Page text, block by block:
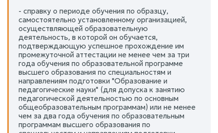
- справку о периоде обучения по образцу,
самостоятельно установленному организацией,
осуществляющей образовательную
деятельность, в которой он обучается,
подтверждающую успешное прохождение им
промежуточной аттестации не менее чем за три
года обучения по образовательной программе
высшего образования по специальностям и
направлениям подготовки "Образование и
педагогические науки" (для допуска к занятию
педагогической деятельностью по основным
общеобразовательным программам) или не менее
чем за два года обучения по образовательным
программам высшего образования по